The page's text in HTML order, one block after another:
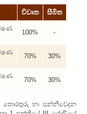
විවෘත සීමිත
100% -
70% 30%
70% 30%
තොරතුරු හා සන්නිවේදන